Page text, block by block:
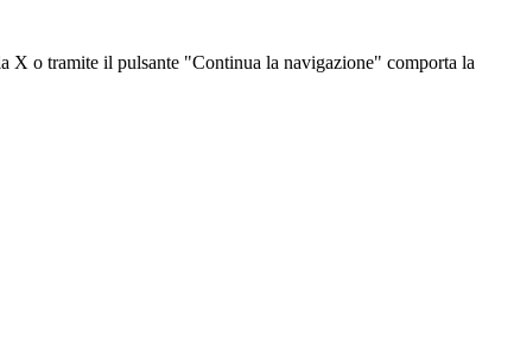
X o tramite il pulsante "Continua la navigazione" comporta la